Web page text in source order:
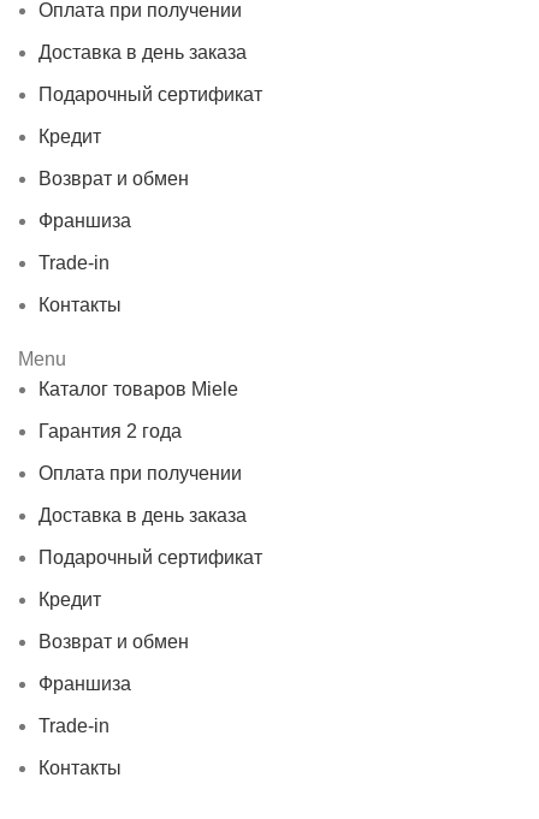
Оплата при получении
Доставка в день заказа
Подарочный сертификат
Кредит
Возврат и обмен
Франшиза
Trade-in
Контакты
Menu
Каталог товаров Miele
Гарантия 2 года
Оплата при получении
Доставка в день заказа
Подарочный сертификат
Кредит
Возврат и обмен
Франшиза
Trade-in
Контакты